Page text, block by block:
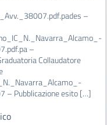
–
–
Collaudatore
– Pubblicazione esito […]